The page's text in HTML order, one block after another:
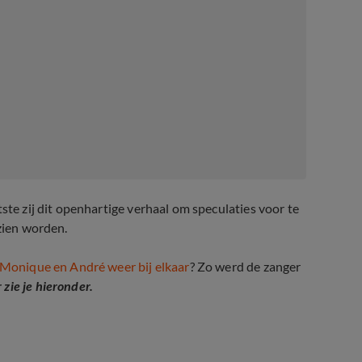
zij dit openhartige verhaal om speculaties voor te
worden.
en André weer bij elkaar? Zo werd de zanger
je hieronder.